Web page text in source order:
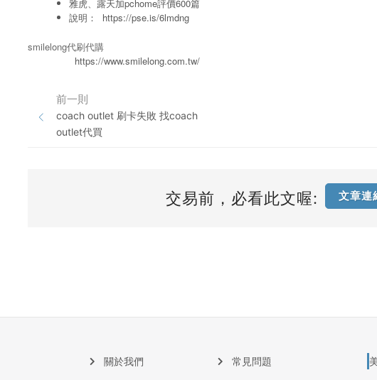
雅虎、露天加pchome評價600篇
說明： https://pse.is/6lmdng
smilelong代刷代購
https://www.smilelong.com.tw/
前一則
coach outlet 刷卡失敗 找coach
outlet代買
交易前，必看此文喔: 文章連
關於我們
常見問題